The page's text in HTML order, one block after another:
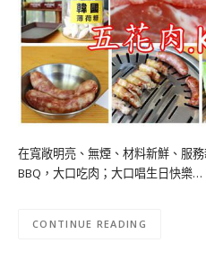
在寬敞明亮、無煙、材料新鮮、服
BBQ，大口吃肉；大口唱生日快樂…
CONTINUE READING